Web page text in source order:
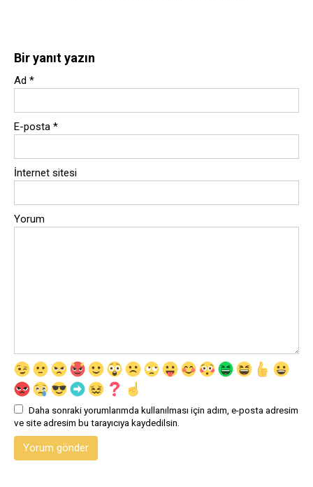
Bir yanıt yazın
Ad *
E-posta *
İnternet sitesi
Yorum
Daha sonraki yorumlarımda kullanılması için adım, e-posta adresim
ve site adresim bu tarayıcıya kaydedilsin.